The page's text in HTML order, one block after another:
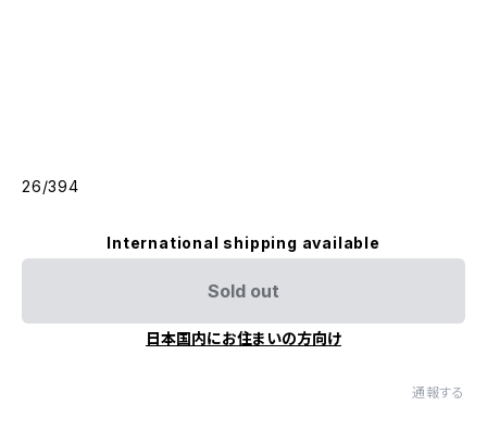
26/394
International shipping available
Sold out
日本国内にお住まいの方向け
通報する